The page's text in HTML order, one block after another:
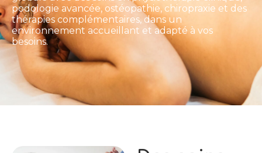
podologie avancée, ostéopathie, chiropraxie et des
thérapies complémentaires, dans un
environnement accueillant et adapté à vos
besoins.